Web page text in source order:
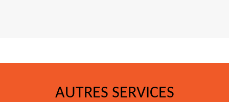
AUTRES SERVICES